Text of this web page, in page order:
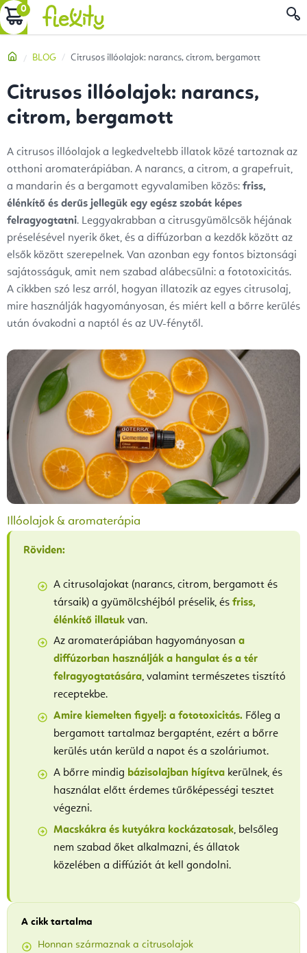
Ugrás
a
tartalomhoz
KOSÁR
Kezdőlap
BLOG Citrusos illóolajok: narancs, citrom, bergamott
Citrusos illóolajok: narancs,
citrom, bergamott
A citrusos illóolajok a legkedveltebb illatok közé tartoznak az
otthoni aromaterápiában. A narancs, a citrom, a grapefruit,
a mandarin és a bergamott egyvalamiben közös: friss,
élénkítő és derűs jellegük egy egész szobát képes
felragyogtatni. Leggyakrabban a citrusgyümölcsök héjának
préselésével nyerik őket, és a diffúzorban a kezdők között az
elsők között szerepelnek. Van azonban egy fontos biztonsági
sajátosságuk, amit nem szabad alábecsülni: a fototoxicitás.
A cikkben szó lesz arról, hogyan illatozik az egyes citrusolaj,
mire használják hagyományosan, és miért kell a bőrre kerülés
után óvakodni a naptól és az UV-fénytől.
Illóolajok & aromaterápia
Röviden:
A citrusolajokat (narancs, citrom, bergamott és
társaik) a gyümölcshéjból préselik, és friss,
élénkítő illatuk van.
Az aromaterápiában hagyományosan a
diffúzorban használják a hangulat és a tér
felragyogtatására, valamint természetes tisztító
receptekbe.
Amire kiemelten figyelj: a fototoxicitás. Főleg a
bergamott tartalmaz bergaptént, ezért a bőrre
kerülés után kerüld a napot és a szoláriumot.
A bőrre mindig bázisolajban hígítva kerülnek, és
használat előtt érdemes tűrőképességi tesztet
végezni.
Macskákra és kutyákra kockázatosak, belsőleg
nem szabad őket alkalmazni, és állatok
közelében a diffúziót át kell gondolni.
A cikk tartalma
Honnan származnak a citrusolajok